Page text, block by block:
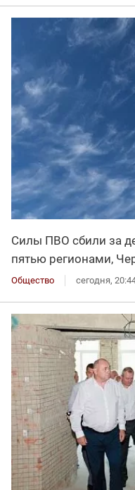
Силы ПВО сбили за
пятью регионами,
Общество сегодня,